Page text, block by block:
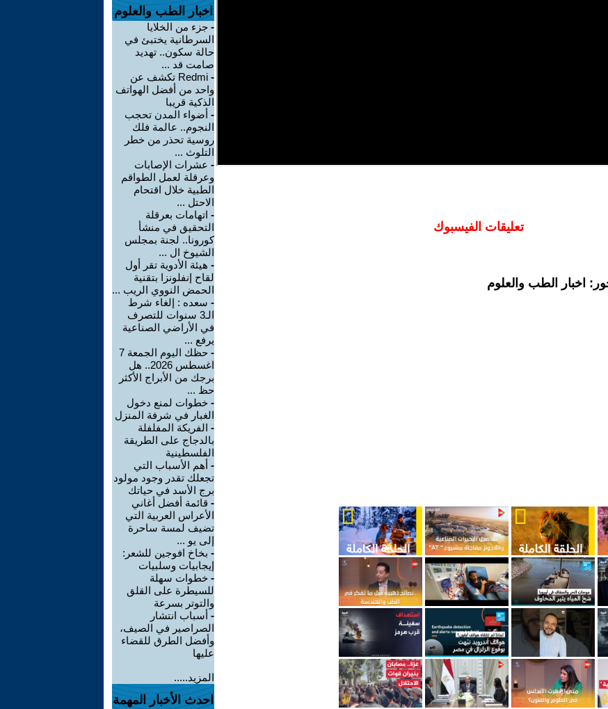
تعليقات الفيسبوك
اخبار الطب والعلوم
اخبار الطب والعلوم
- جزء من الخلايا
السرطانية يختبئ في
حالة سكون.. تهديد
صامت قد ...
-
Redmi تكشف عن
واحد من أفضل الهواتف
الذكية قريبا
- أضواء المدن تحجب
النجوم.. عالمة فلك
روسية تحذر من خطر
التلوث ...
- عشرات الإصابات
وعرقلة لعمل الطواقم
الطبية خلال اقتحام
الاحتل ...
- اتهامات بعرقلة
التحقيق في منشأ
كورونا.. لجنة بمجلس
الشيوخ ال ...
- هيئة الأدوية تقر أول
لقاح إنفلونزا بتقنية
الحمض النووي الريب ...
- سعده : إلغاء شرط
الـ3 سنوات للتصرف
في الأراضي الصناعية
يرفع ...
-
حظك اليوم الجمعة 7
اغسطس 2026.. هل
برجك من الأبراج الأكثر
حظ ...
- خطوات لمنع دخول
الغبار في شرفة المنزل
- الفريكة المفلفلة
بالدجاج على الطريقة
الفلسطينية
- أهم الأسباب التي
تجعلك تقدر وجود مولود
برج الأسد في حياتك
- قائمة أفضل أغاني
الأعراس العربية التي
تضيف لمسة ساحرة
إلى يو ...
- بخاخ افوجين للشعر:
إيجابيات وسلبيات
- خطوات سهلة
للسيطرة على القلق
والتوتر بسرعة
- أسباب انتشار
الصراصير في الصيف،
وأفضل الطرق للقضاء
عليها
المزيد.....
احدث الأخبار المهمة